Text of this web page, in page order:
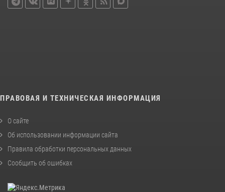
ПРАВОВАЯ И ТЕХНИЧЕСКАЯ ИНФОРМАЦИЯ
О сайте
Об использовании информации сайта
Правила обработки персональных данных
Сообщить об ошибках